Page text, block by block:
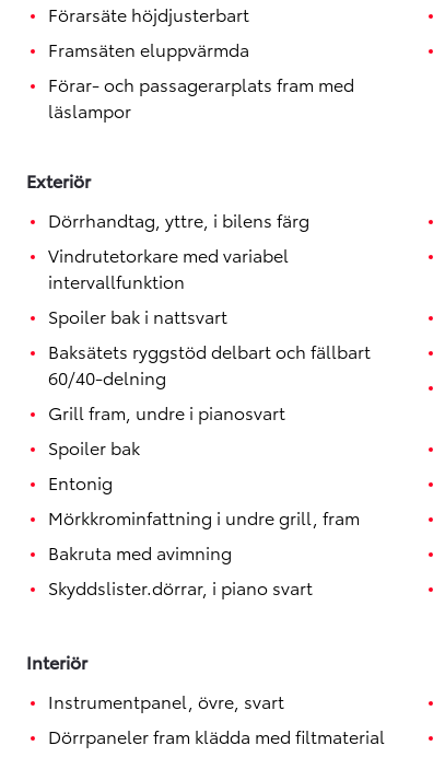
Förarsäte höjdjusterbart
Framsäten eluppvärmda
Förar- och passagerarplats fram med
läslampor
Exteriör
Dörrhandtag, yttre, i bilens färg
Vindrutetorkare med variabel
intervallfunktion
Spoiler bak i nattsvart
Baksätets ryggstöd delbart och fällbart
60/40-delning
Grill fram, undre i pianosvart
Spoiler bak
Entonig
Mörkkrominfattning i undre grill, fram
Bakruta med avimning
Skyddslister.dörrar, i piano svart
Interiör
Instrumentpanel, övre, svart
Dörrpaneler fram klädda med filtmaterial